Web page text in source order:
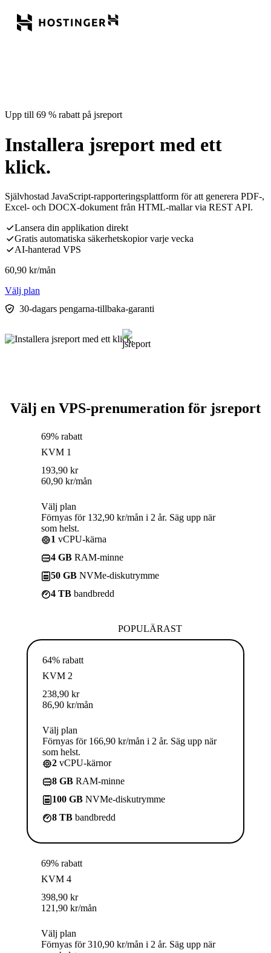
Upp till 69 % rabatt på jsreport
Installera jsreport med ett
klick.
Självhostad JavaScript-rapporteringsplattform för att generera PDF-,
Excel- och DOCX-dokument från HTML-mallar via REST API.
Lansera din applikation direkt
Gratis automatiska säkerhetskopior varje vecka
AI-hanterad VPS
60,90 kr/mån
Välj plan
30-dagars pengarna-tillbaka-garanti
Välj en VPS-prenumeration för jsreport
69% rabatt
KVM 1
193,90 kr
60,90 kr/mån
Välj plan
Förnyas för 132,90 kr/mån i 2 år. Säg upp när
som helst.
1 vCPU-kärna
4 GB RAM-minne
50 GB NVMe-diskutrymme
4 TB bandbredd
POPULÄRAST
64% rabatt
KVM 2
238,90 kr
86,90 kr/mån
Välj plan
Förnyas för 166,90 kr/mån i 2 år. Säg upp när
som helst.
2 vCPU-kärnor
8 GB RAM-minne
100 GB NVMe-diskutrymme
8 TB bandbredd
69% rabatt
KVM 4
398,90 kr
121,90 kr/mån
Välj plan
Förnyas för 310,90 kr/mån i 2 år. Säg upp när